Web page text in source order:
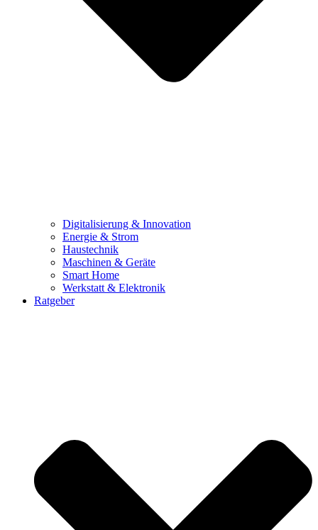
Digitalisierung & Innovation
Energie & Strom
Haustechnik
Maschinen & Geräte
Smart Home
Werkstatt & Elektronik
Ratgeber